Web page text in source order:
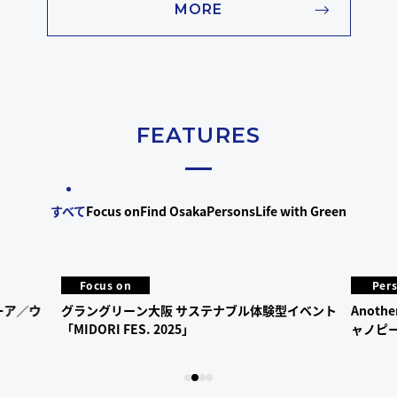
MORE
FEATURES
すべてFocus onFind OsakaPersonsLife with Green
／ウ
Focus on
グラングリーン大阪 サステナブル体験型イベント
「MIDORI FES. 2025」
ャノピ